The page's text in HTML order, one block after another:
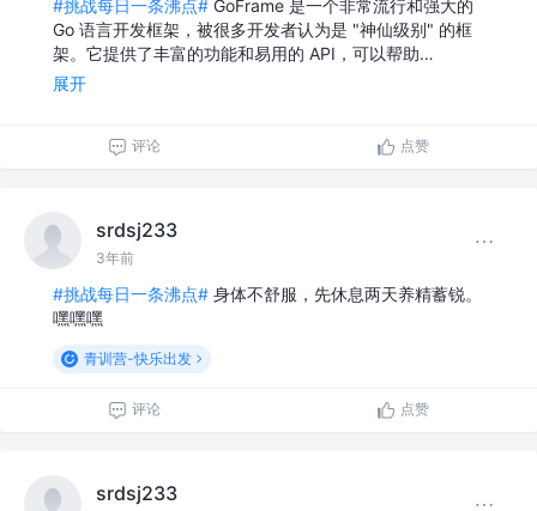
#挑战每日一条沸点# GoFrame 是一个非常流行和强大的
Go 语言开发框架，被很多开发者认为是 "神仙级别" 的框
架。它提供了丰富的功能和易用的 API，可以帮助…
展开
评论 点赞
srdsj233
3年前
#挑战每日一条沸点# 身体不舒服，先休息两天养精蓄锐。
嘿嘿嘿
青训营-快乐出发
评论 点赞
srdsj233